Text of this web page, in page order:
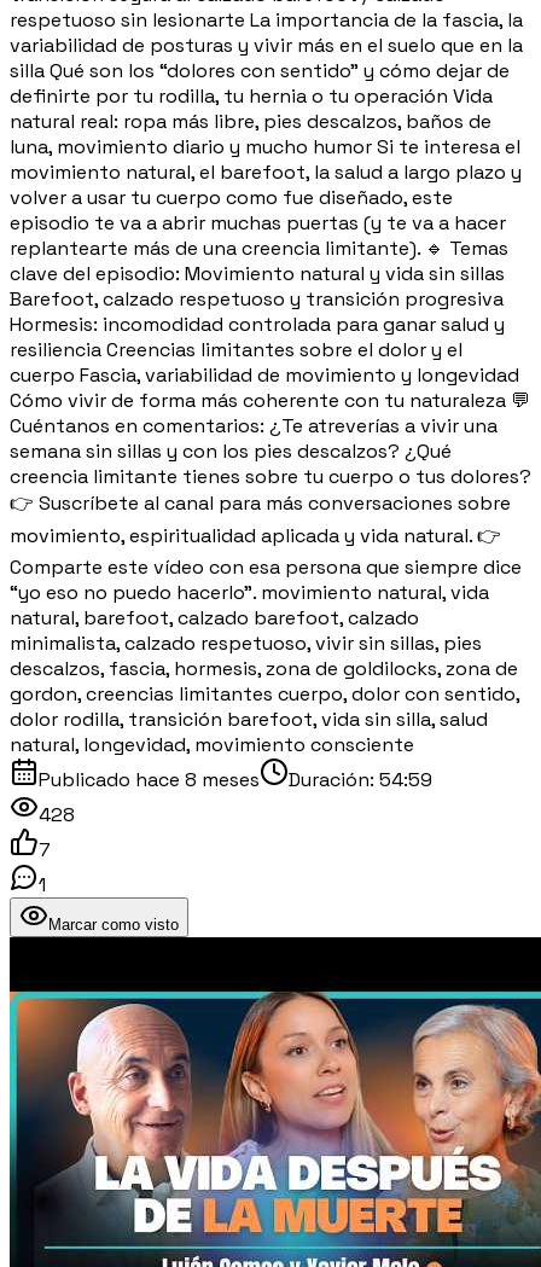
respetuoso sin lesionarte La importancia de la fascia, la
variabilidad de posturas y vivir más en el suelo que en la
silla Qué son los “dolores con sentido” y cómo dejar de
definirte por tu rodilla, tu hernia o tu operación Vida
natural real: ropa más libre, pies descalzos, baños de
luna, movimiento diario y mucho humor Si te interesa el
movimiento natural, el barefoot, la salud a largo plazo y
volver a usar tu cuerpo como fue diseñado, este
episodio te va a abrir muchas puertas (y te va a hacer
replantearte más de una creencia limitante). 🔹 Temas
clave del episodio: Movimiento natural y vida sin sillas
Barefoot, calzado respetuoso y transición progresiva
Hormesis: incomodidad controlada para ganar salud y
resiliencia Creencias limitantes sobre el dolor y el
cuerpo Fascia, variabilidad de movimiento y longevidad
Cómo vivir de forma más coherente con tu naturaleza 💬
Cuéntanos en comentarios: ¿Te atreverías a vivir una
semana sin sillas y con los pies descalzos? ¿Qué
creencia limitante tienes sobre tu cuerpo o tus dolores?
👉 Suscríbete al canal para más conversaciones sobre
movimiento, espiritualidad aplicada y vida natural. 👉
Comparte este vídeo con esa persona que siempre dice
“yo eso no puedo hacerlo”. movimiento natural, vida
natural, barefoot, calzado barefoot, calzado
minimalista, calzado respetuoso, vivir sin sillas, pies
descalzos, fascia, hormesis, zona de goldilocks, zona de
gordon, creencias limitantes cuerpo, dolor con sentido,
dolor rodilla, transición barefoot, vida sin silla, salud
natural, longevidad, movimiento consciente
Publicado hace 8 meses Duración: 54:59
428
7
1
Marcar como visto